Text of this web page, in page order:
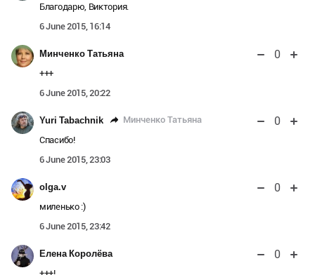
Благодарю, Виктория.
6 June 2015, 16:14
Минченко Татьяна 0
+++
6 June 2015, 20:22
Yuri Tabachnik Минченко Татьяна 0
Спасибо!
6 June 2015, 23:03
olga.v 0
миленько :)
6 June 2015, 23:42
Елена Королёва 0